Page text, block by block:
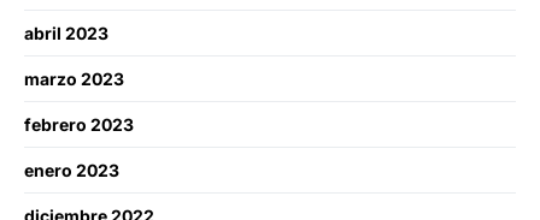
abril 2023
marzo 2023
febrero 2023
enero 2023
diciembre 2022